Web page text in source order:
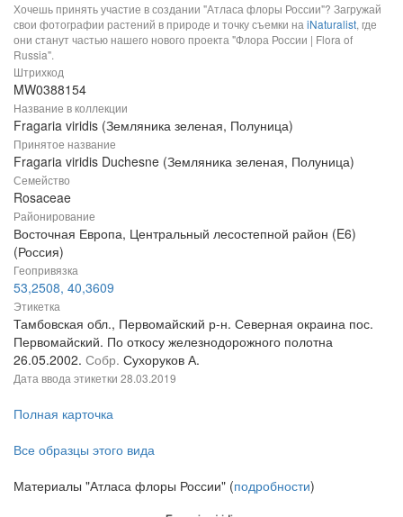
Хочешь принять участие в создании "Атласа флоры России"? Загружай
свои фотографии растений в природе и точку съемки на iNaturalist, где
они станут частью нашего нового проекта "Флора России | Flora of
Russia".
Штрихкод
MW0388154
Название в коллекции
Fragaria viridis (Земляника зеленая, Полуница)
Принятое название
Fragaria viridis Duchesne (Земляника зеленая, Полуница)
Семейство
Rosaceae
Районирование
Восточная Европа, Центральный лесостепной район (E6)
(Россия)
Геопривязка
53,2508, 40,3609
Этикетка
Тамбовская обл., Первомайский р-н. Северная окраина пос.
Первомайский. По откосу железнодорожного полотна
26.05.2002. Собр. Сухоруков А.
Дата ввода этикетки 28.03.2019
Полная карточка
Все образцы этого вида
Материалы "Атласа флоры России" (подробности)